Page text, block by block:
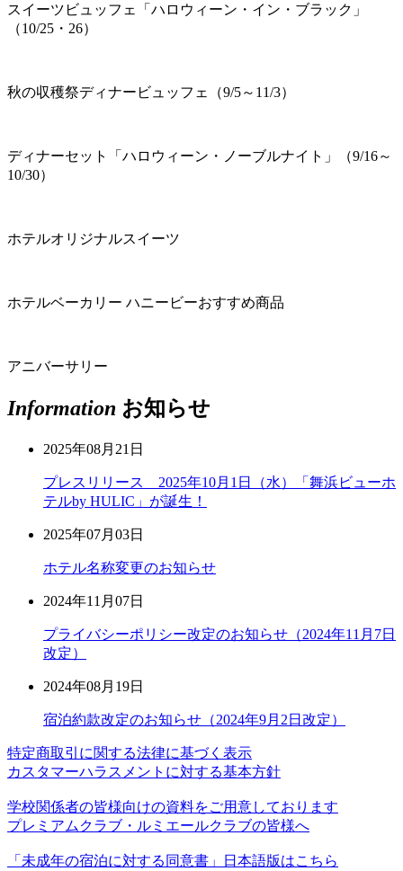
スイーツビュッフェ「ハロウィーン・イン・ブラック」
（10/25・26）
秋の収穫祭ディナービュッフェ（9/5～11/3）
ディナーセット「ハロウィーン・ノーブルナイト」（9/16～
10/30）
ホテルオリジナルスイーツ
ホテルベーカリー ハニービーおすすめ商品
アニバーサリー
Information お知らせ
2025年08月21日
プレスリリース 2025年10月1日（水）「舞浜ビューホ
テルby HULIC」が誕生！
2025年07月03日
ホテル名称変更のお知らせ
2024年11月07日
プライバシーポリシー改定のお知らせ（2024年11月7日
改定）
2024年08月19日
宿泊約款改定のお知らせ（2024年9月2日改定）
特定商取引に関する法律に基づく表示
カスタマーハラスメントに対する基本方針
学校関係者の皆様向けの資料をご用意しております
プレミアムクラブ・ルミエールクラブの皆様へ
「未成年の宿泊に対する同意書」日本語版はこちら